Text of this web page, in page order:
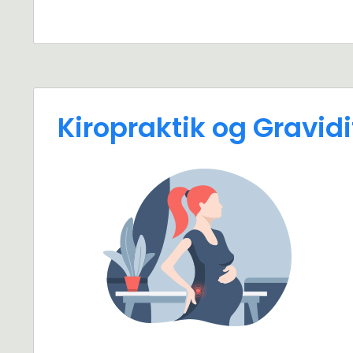
Kiropraktik og